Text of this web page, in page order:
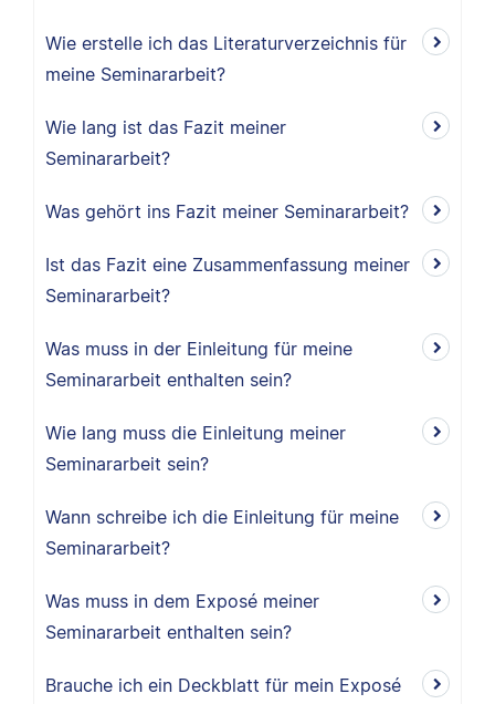
Wie erstelle ich das Literaturverzeichnis für
meine Seminararbeit?
Wie lang ist das Fazit meiner
Seminararbeit?
Was gehört ins Fazit meiner Seminararbeit?
Ist das Fazit eine Zusammenfassung meiner
Seminararbeit?
Was muss in der Einleitung für meine
Seminararbeit enthalten sein?
Wie lang muss die Einleitung meiner
Seminararbeit sein?
Wann schreibe ich die Einleitung für meine
Seminararbeit?
Was muss in dem Exposé meiner
Seminararbeit enthalten sein?
Brauche ich ein Deckblatt für mein Exposé